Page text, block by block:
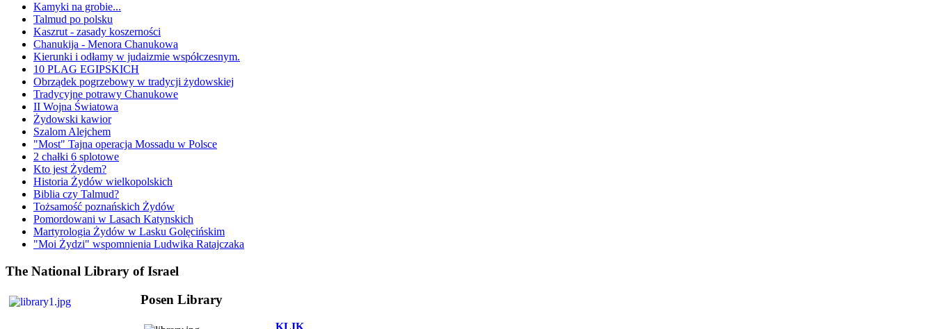
Kamyki na grobie...
Talmud po polsku
Kaszrut - zasady koszerności
Chanukija - Menora Chanukowa
Kierunki i odłamy w judaizmie współczesnym.
10 PLAG EGIPSKICH
Obrządek pogrzebowy w tradycji żydowskiej
Tradycyjne potrawy Chanukowe
II Wojna Światowa
Żydowski kawior
Szalom Alejchem
"Most" Tajna operacja Mossadu w Polsce
2 chałki 6 splotowe
Kto jest Żydem?
Historia Żydów wielkopolskich
Biblia czy Talmud?
Tożsamość poznańskich Żydów
Pomordowani w Lasach Katynskich
Martyrologia Żydów w Lasku Golęcińskim
"Moi Żydzi" wspomnienia Ludwika Ratajczaka
The National Library of Israel
Posen Library
KLIK